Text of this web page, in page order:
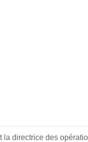
la directrice des